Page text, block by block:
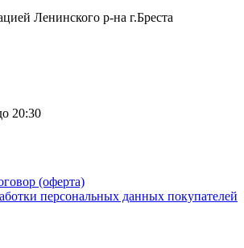
Ленинского р-на г.Бреста
20:30
(оферта)
персональных данных покупателей